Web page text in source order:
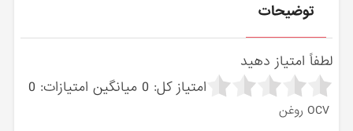
توضیحات
لطفاً امتیاز دهید
امتیاز کل: 0 میانگین امتیازات: 0
OCV روغن